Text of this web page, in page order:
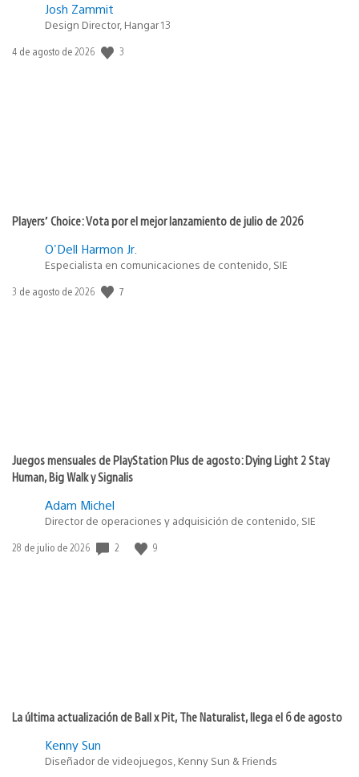
Josh Zammit
Design Director, Hangar 13
Fecha
4 de agosto de 2026 3
Players’ Choice: Vota por el mejor lanzamiento de julio de 2026
O'Dell Harmon Jr.
Especialista en comunicaciones de contenido, SIE
Fecha
3 de agosto de 2026 7
Juegos mensuales de PlayStation Plus de agosto: Dying Light 2 Stay
Human, Big Walk y Signalis
Adam Michel
Director de operaciones y adquisición de contenido, SIE
Fecha
28 de julio de 2026 2 9
La última actualización de Ball x Pit, The Naturalist, llega el 6 de agosto
Kenny Sun
Diseñador de videojuegos, Kenny Sun & Friends